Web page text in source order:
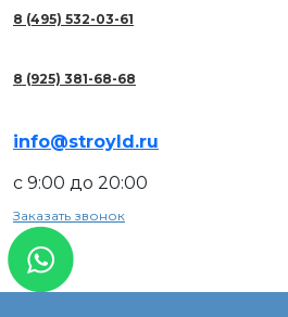
8 (495) 532-03-61
8 (925) 381-68-68
info@stroyld.ru
с 9:00 до 20:00
Заказать звонок